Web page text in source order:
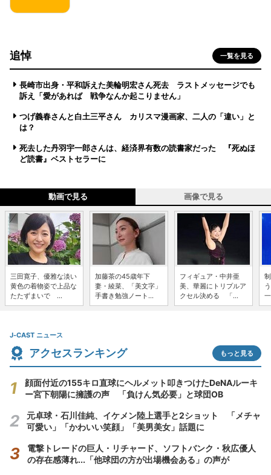
追悼 一覧を見る
長崎市出身・平和訴えた美輪明宏さん死去 ラストメッセージでも
訴え「愛があれば 戦争なんか起こりません」
つげ義春さんと白土三平さん カリスマ漫画家、二人の「違い」と
は？
死去した丹羽宇一郎さんは、経済界有数の読書家だった 『死ぬほ
ど読書』ベストセラーに
動画で見る 画像で見る
三田寛子、優雅な淡い
黄色の着物姿で上品な
たたずまいで ...
加藤茶の45歳年下
妻・綾菜、「美文字」
手書き勉強ノート...
フィギュア・中井亜
美、華麗にトリプルア
クセル決める 「...
J-CAST ニュース
アクセスランキング もっと見る
顔面付近の155キロ直球にヘルメット叩きつけたDeNAルーキ
ー宮下朝陽に擁護の声 「負けん気必要」と球団OB
元卓球・石川佳純、イケメン陸上選手と2ショット 「メチャ
可愛い」「かわいい笑顔」「美男美女」話題に
電撃トレードの巨人・リチャード、ソフトバンク・秋広優人
の存在感薄れ...「他球団の方が出場機会ある」の声が